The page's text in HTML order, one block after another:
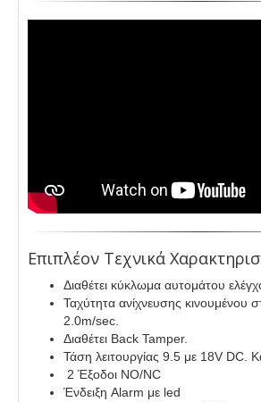
Επιπλέον Τεχνικά
Διαθέτει κύκλωμα αυτομάτου
Ταχύτητα ανίχνευσης κινουμένου
2.0m/sec.
Διαθέτει Back Tamper.
Τάση λειτουργίας 9.5 με 18V DC.
2 Έξοδοι NO/NC
Ένδειξη Alarm με led